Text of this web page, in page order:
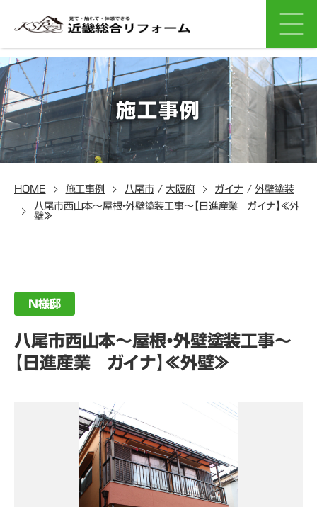
施工事例
HOME 施工事例 八尾市/大阪府 ガイナ /外壁塗装
八尾市西山本～屋根・外壁塗装工事～【日進産業 ガイナ】≪外
壁≫
N様邸
八尾市西山本～屋根・外壁塗装工事～
【日進産業 ガイナ】≪外壁≫